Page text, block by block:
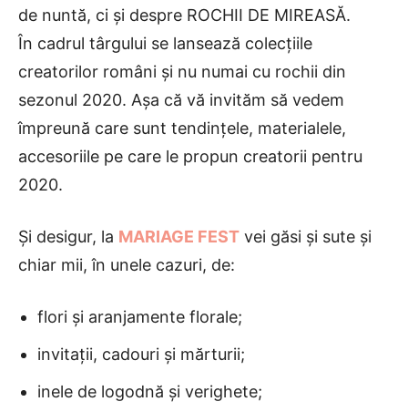
de nuntă, ci și despre ROCHII DE MIREASĂ.
În cadrul târgului se lansează colecțiile
creatorilor români și nu numai cu rochii din
sezonul 2020. Așa că vă invităm să vedem
împreună care sunt tendințele, materialele,
accesoriile pe care le propun creatorii pentru
2020.
Și desigur, la MARIAGE FEST vei găsi și sute și
chiar mii, în unele cazuri, de:
flori și aranjamente florale;
invitații, cadouri și mărturii;
inele de logodnă și verighete;